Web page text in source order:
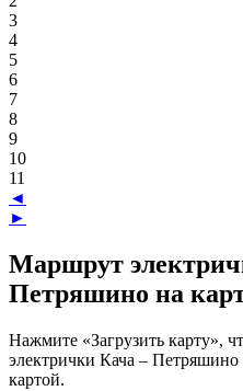
3
4
5
6
7
8
9
10
11
◄
►
Маршрут
Петряшино на
Нажмите «Загрузить карту»,
электрички Кача – Петряшино
картой.